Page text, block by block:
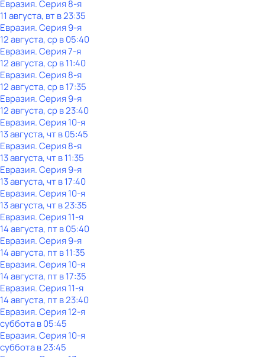
Евразия. Серия 8-я
11 августа, вт в 23:35
Евразия. Серия 9-я
12 августа, ср в 05:40
Евразия. Серия 7-я
12 августа, ср в 11:40
Евразия. Серия 8-я
12 августа, ср в 17:35
Евразия. Серия 9-я
12 августа, ср в 23:40
Евразия. Серия 10-я
13 августа, чт в 05:45
Евразия. Серия 8-я
13 августа, чт в 11:35
Евразия. Серия 9-я
13 августа, чт в 17:40
Евразия. Серия 10-я
13 августа, чт в 23:35
Евразия. Серия 11-я
14 августа, пт в 05:40
Евразия. Серия 9-я
14 августа, пт в 11:35
Евразия. Серия 10-я
14 августа, пт в 17:35
Евразия. Серия 11-я
14 августа, пт в 23:40
Евразия. Серия 12-я
субботав05:45
Евразия. Серия 10-я
субботав23:45